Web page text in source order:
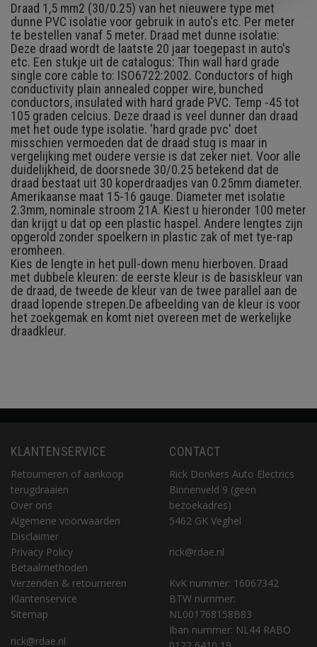
Draad 1,5 mm2 (30/0.25) van het nieuwere type met
dunne PVC isolatie voor gebruik in auto's etc. Per meter
te bestellen vanaf 5 meter. Draad met dunne isolatie:
Deze draad wordt de laatste 20 jaar toegepast in auto's
etc. Een stukje uit de catalogus: Thin wall hard grade
single core cable to: ISO6722:2002. Conductors of high
conductivity plain annealed copper wire, bunched
conductors, insulated with hard grade PVC. Temp -45 tot
105 graden celcius. Deze draad is veel dunner dan draad
met het oude type isolatie. 'hard grade pvc' doet
misschien vermoeden dat de draad stug is maar in
vergelijking met oudere versie is dat zeker niet. Voor alle
duidelijkheid, de doorsnede 30/0.25 betekend dat de
draad bestaat uit 30 koperdraadjes van 0.25mm diameter.
Amerikaanse maat 15-16 gauge. Diameter met isolatie
2.3mm, nominale stroom 21A. Kiest u hieronder 100 meter
dan krijgt u dat op een plastic haspel. Andere lengtes zijn
opgerold zonder spoelkern in plastic zak of met tye-rap
eromheen.
Kies de lengte in het pull-down menu hierboven. Draad
met dubbele kleuren: de eerste kleur is de basiskleur van
de draad, de tweede de kleur van de twee parallel aan de
draad lopende strepen.De afbeelding van de kleur is voor
het zoekgemak en komt niet overeen met de werkelijke
draadkleur.
KLANTENSERVICE
Retourneren of aankoop
terugdraaien
Over ons
Algemene voorwaarden
Disclaimer
Privacy Policy
Betaalmethoden
Verzenden & retourneren
Klantenservice
Sitemap
rick@rdae.nl
CONTACT
Rick Donkers Auto Electrics
Binnenveld 9 (geen
bezoekadres)
5462 GK Veghel
rick@rdae.nl
KvK nummer: 16067342
BTW nummer:
NL001768158B83
Iban nummer: NL44 RABO